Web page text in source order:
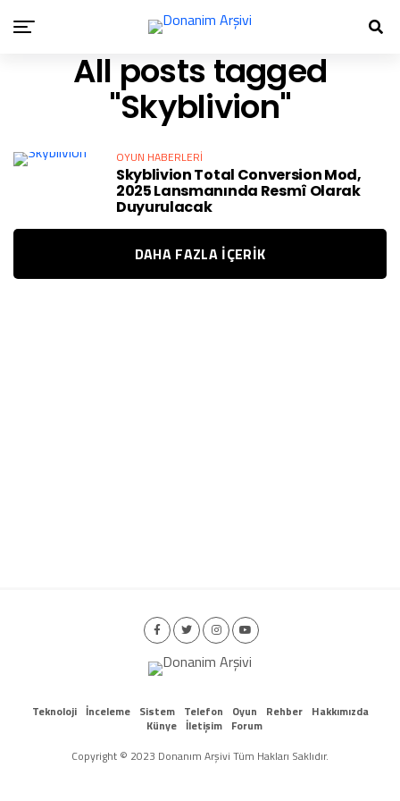
All posts tagged
"Skyblivion"
OYUN HABERLERI
Skyblivion Total Conversion Mod,
2025 Lansmanında Resmî Olarak
Duyurulacak
DAHA FAZLA IÇERIK
Teknoloji İnceleme Sistem Telefon Oyun Rehber
Hakkımızda
Künye İletişim Forum
Copyright © 2023 Donanım Arşivi Tüm Hakları Saklıdır.